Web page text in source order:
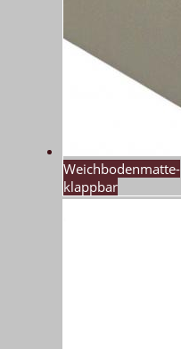
Weichbodenmatte-
klappbar